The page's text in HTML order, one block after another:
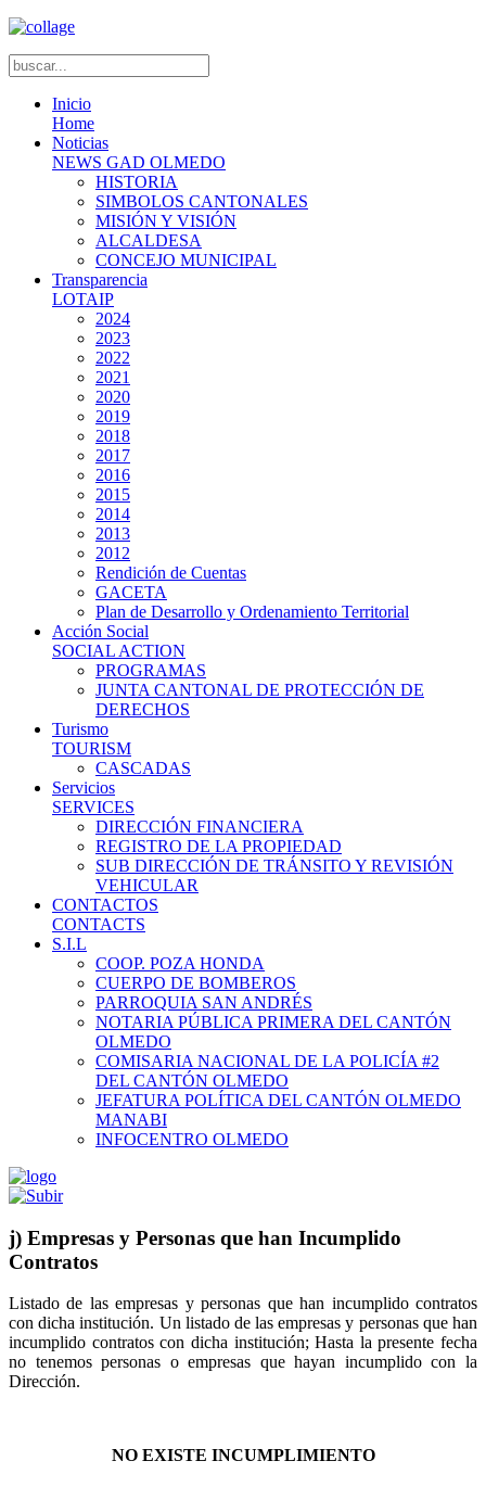
Inicio
Home
Noticias
NEWS GAD OLMEDO
HISTORIA
SIMBOLOS CANTONALES
MISIÓN Y VISIÓN
ALCALDESA
CONCEJO MUNICIPAL
Transparencia
LOTAIP
2024
2023
2022
2021
2020
2019
2018
2017
2016
2015
2014
2013
2012
Rendición de Cuentas
GACETA
Plan de Desarrollo y Ordenamiento Territorial
Acción Social
SOCIAL ACTION
PROGRAMAS
JUNTA CANTONAL DE PROTECCIÓN DE
DERECHOS
Turismo
TOURISM
CASCADAS
Servicios
SERVICES
DIRECCIÓN FINANCIERA
REGISTRO DE LA PROPIEDAD
SUB DIRECCIÓN DE TRÁNSITO Y REVISIÓN
VEHICULAR
CONTACTOS
CONTACTS
S.I.L
COOP. POZA HONDA
CUERPO DE BOMBEROS
PARROQUIA SAN ANDRÉS
NOTARIA PÚBLICA PRIMERA DEL CANTÓN
OLMEDO
COMISARIA NACIONAL DE LA POLICÍA #2
DEL CANTÓN OLMEDO
JEFATURA POLÍTICA DEL CANTÓN OLMEDO
MANABI
INFOCENTRO OLMEDO
j) Empresas y Personas que han Incumplido
Contratos
Listado de las empresas y personas que han incumplido contratos
con dicha institución. Un listado de las empresas y personas que han
incumplido contratos con dicha institución; Hasta la presente fecha
no tenemos personas o empresas que hayan incumplido con la
Dirección.
NO EXISTE INCUMPLIMIENTO